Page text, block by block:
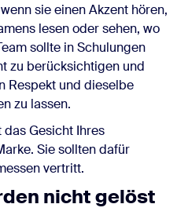
sie einen Akzent hören,
lesen oder sehen, wo
sollte in Schulungen
zu berücksichtigen und
Respekt und dieselbe
zu lassen.
Gesicht Ihres
Sie sollten dafür
vertritt.
nicht gelöst